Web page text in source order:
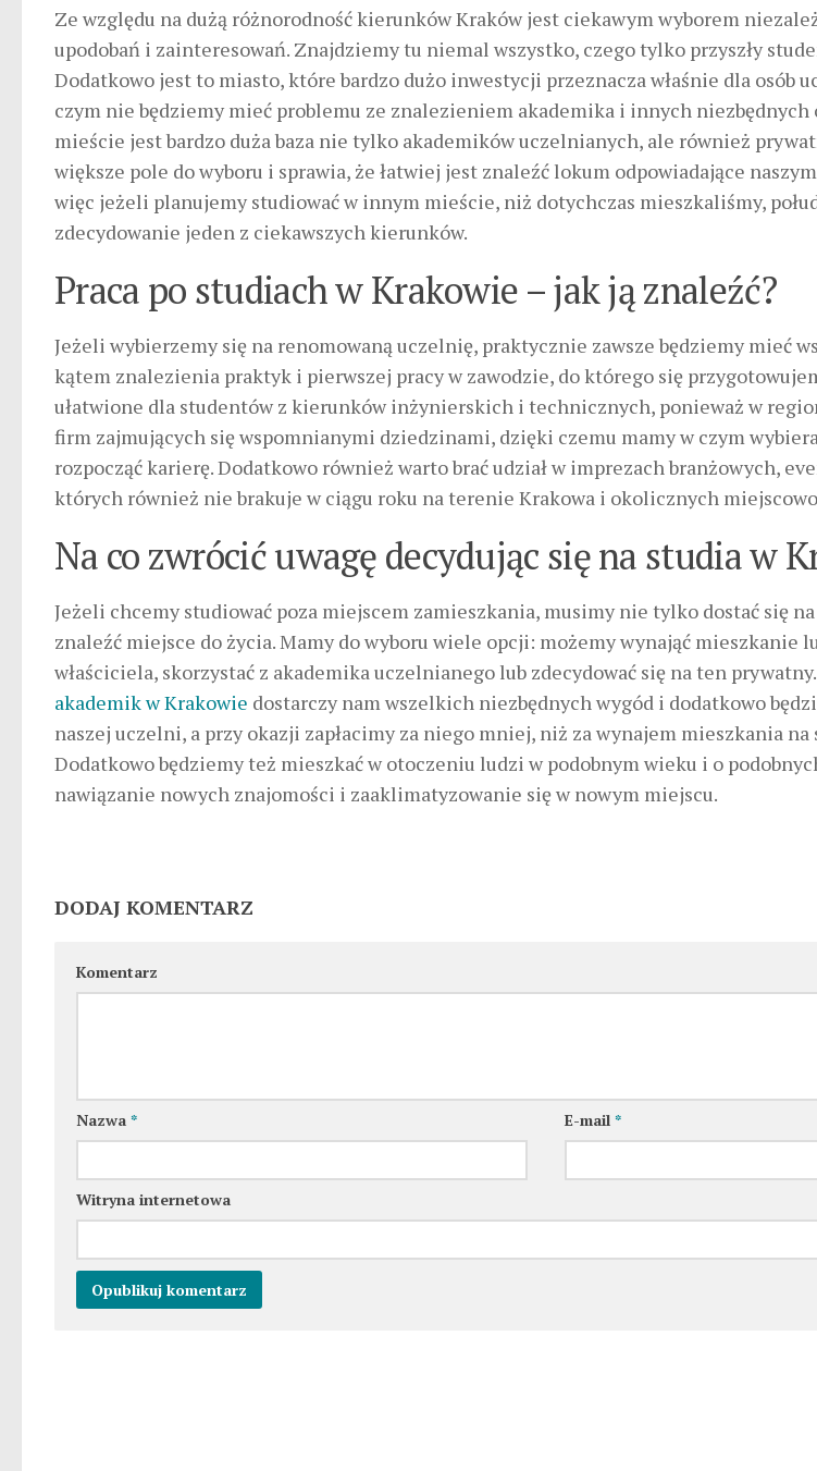
Ze względu na dużą różnorodność kierunków Kraków jest ciekawym wyborem
upodobań i zainteresowań. Znajdziemy tu niemal wszystko, czego tylko przyszły
Dodatkowo jest to miasto, które bardzo dużo inwestycji przeznacza właśnie dla osób
czym nie będziemy mieć problemu ze znalezieniem akademika i innych niezbędnych
mieście jest bardzo duża baza nie tylko akademików uczelnianych, ale również
większe pole do wyboru i sprawia, że łatwiej jest znaleźć lokum odpowiadające
więc jeżeli planujemy studiować w innym mieście, niż dotychczas mieszkaliśmy,
zdecydowanie jeden z ciekawszych kierunków.
Praca po studiach w Krakowie – jak ją znaleźć?
Jeżeli wybierzemy się na renomowaną uczelnię, praktycznie zawsze będziemy mieć
kątem znalezienia praktyk i pierwszej pracy w zawodzie, do którego się
ułatwione dla studentów z kierunków inżynierskich i technicznych, ponieważ w
firm zajmujących się wspomnianymi dziedzinami, dzięki czemu mamy w czym
rozpocząć karierę. Dodatkowo również warto brać udział w imprezach branżowych,
których również nie brakuje w ciągu roku na terenie Krakowa i okolicznych
Na co zwrócić uwagę decydując się na studia w
Jeżeli chcemy studiować poza miejscem zamieszkania, musimy nie tylko dostać się
znaleźć miejsce do życia. Mamy do wyboru wiele opcji: możemy wynająć mieszkanie
właściciela, skorzystać z akademika uczelnianego lub zdecydować się na ten
akademik w Krakowie dostarczy nam wszelkich niezbędnych wygód i dodatkowo
naszej uczelni, a przy okazji zapłacimy za niego mniej, niż za wynajem mieszkania
Dodatkowo będziemy też mieszkać w otoczeniu ludzi w podobnym wieku i o
nawiązanie nowych znajomości i zaaklimatyzowanie się w nowym miejscu.
DODAJ KOMENTARZ
Komentarz
Nazwa * E-mail*
Witryna internetowa